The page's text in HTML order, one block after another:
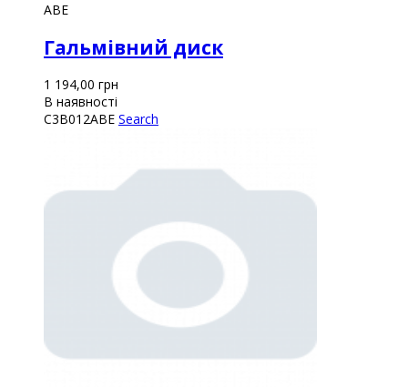
ABE
Гальмівний диск
1 194,00 грн
В наявності
C3B012ABE Search